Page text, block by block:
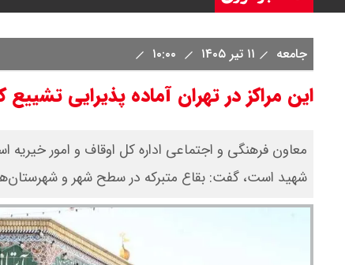
جامعه ۱۱ تیر ۱۴۰۵
این مراکز در تهران آماده پذیرایی
معاون فرهنگی و اجتماعی اداره کل اوقاف و امور خیریه
شهید است، گفت: بقاع متبرکه در سطح شهر و